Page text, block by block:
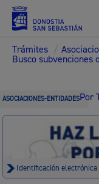
Trámites /
Busco subvenciones
ASOCIACIONES-ENTIDADESPor
Identificación electrónica